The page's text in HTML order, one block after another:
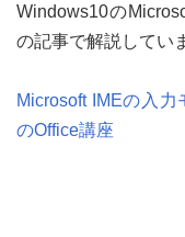
Windows10の
の記事で解説してい
Microsoft IMEの入
のOffice講座